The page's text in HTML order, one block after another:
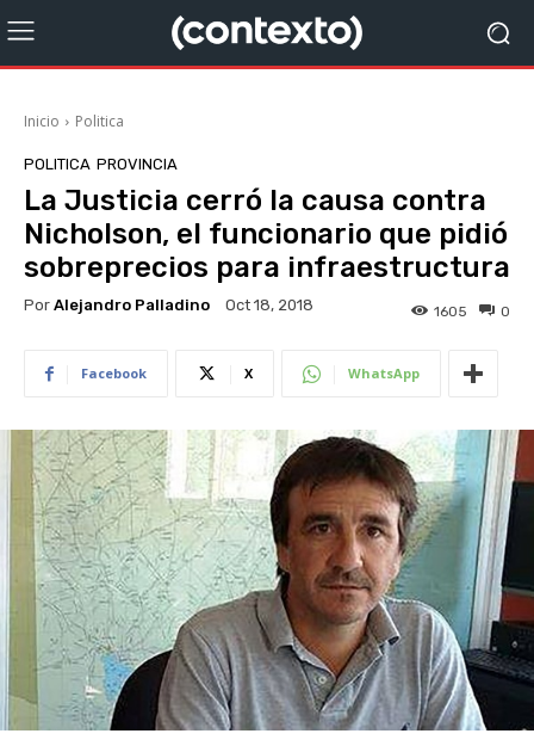
Inicio Politica
POLITICA PROVINCIA
La Justicia cerró la causa contra
Nicholson, el funcionario que pidió
sobreprecios para infraestructura
Por Alejandro Palladino Oct 18, 2018 0
1605
Facebook X WhatsApp